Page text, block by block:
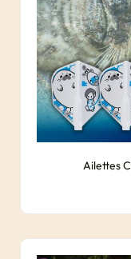
Ailettes